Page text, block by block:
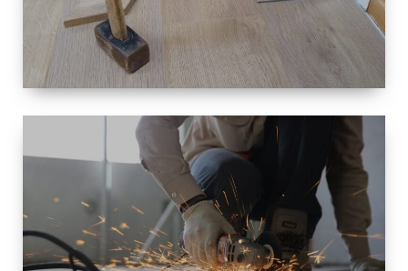
TAILLE
PETITE À
GRANDE
RÉNOVATION